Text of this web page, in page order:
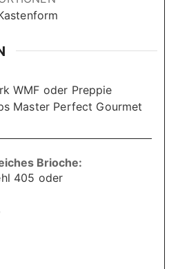
WMF oder Preppie
Master Perfect Gourmet
Brioche:
405 oder